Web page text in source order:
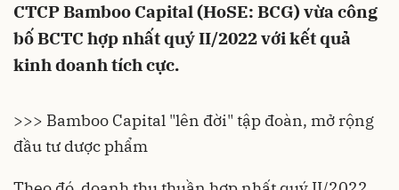
CTCP Bamboo Capital (HoSE: BCG) vừa công
bố BCTC hợp nhất quý II/2022 với kết quả
kinh doanh tích cực.
>>> Bamboo Capital "lên đời" tập đoàn, mở rộng
đầu tư dược phẩm